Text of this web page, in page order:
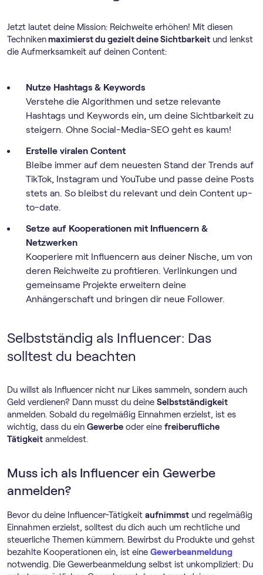
Jetzt lautet deine Mission: Reichweite erhöhen! Mit diesen
Technikenmaximierst du gezielt deine Sichtbarkeit und lenkst
die Aufmerksamkeit auf deinen Content:
Nutze Hashtags & Keywords
Verstehe die Algorithmen und setze relevante
Hashtags und Keywords ein, um deine Sichtbarkeit zu
steigern. Ohne Social-Media-SEO geht es kaum!
Erstelle viralen Content
Bleibe immer auf dem neuesten Stand der Trends auf
TikTok, Instagram und YouTube und passe deine Posts
stets an. So bleibst du relevant und dein Content up-
to-date.
Setze auf Kooperationen mit Influencern &
Netzwerken
Kooperiere mit Influencern aus deiner Nische, um von
deren Reichweite zu profitieren. Verlinkungen und
gemeinsame Projekte erweitern deine
Anhängerschaft und bringen dir neue Follower.
Selbstständig als Influencer: Das
solltest du beachten
Du willst als Influencer nicht nur Likes sammeln, sondern auch
Geld verdienen? Dann musst du deine Selbstständigkeit
anmelden. Sobald du regelmäßig Einnahmen erzielst, ist es
wichtig, dass du ein Gewerbe oder eine freiberufliche
Tätigkeit anmeldest.
Muss ich als Influencer ein Gewerbe
anmelden?
Bevor du deine Influencer-Tätigkeit aufnimmst und regelmäßig
Einnahmen erzielst, solltest du dich auch um rechtliche und
steuerliche Themen kümmern. Bewirbst du Produkte und gehst
bezahlte Kooperationen ein, ist eine Gewerbeanmeldung
notwendig. Die Gewerbeanmeldung selbst ist unkompliziert: Du